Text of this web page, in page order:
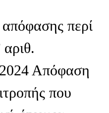
περί
Απόφαση
που